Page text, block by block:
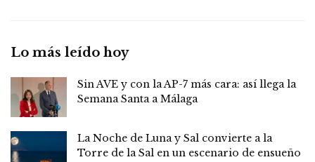
Lo más leído hoy
Sin AVE y con la AP-7 más cara: así llega la
Semana Santa a Málaga
La Noche de Luna y Sal convierte a la
Torre de la Sal en un escenario de ensueño